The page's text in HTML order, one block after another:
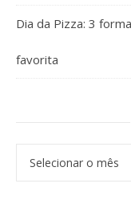
Dia da Pizza: 3
favorita